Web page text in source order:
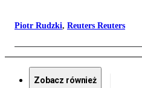
Piotr Rudzki, Reuters Reuters
Zobacz również